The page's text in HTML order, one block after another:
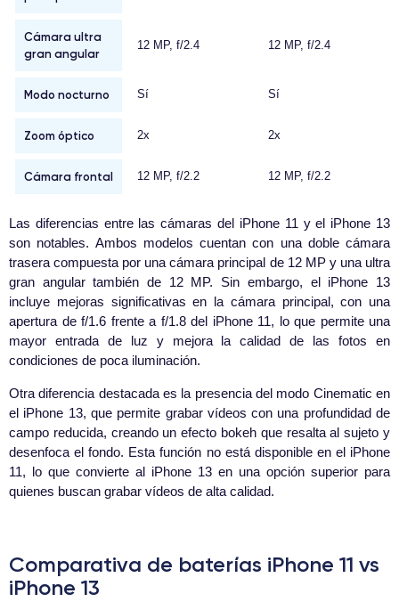
Cámara ultra
gran angular
12 MP, f/2.4 12 MP, f/2.4
Modo nocturno Sí Sí
Zoom óptico 2x 2x
Cámara frontal 12 MP, f/2.2 12 MP, f/2.2
Las diferencias entre las cámaras del iPhone 11 y el iPhone 13
son notables. Ambos modelos cuentan con una doble cámara
trasera compuesta por una cámara principal de 12 MP y una ultra
gran angular también de 12 MP. Sin embargo, el iPhone 13
incluye mejoras significativas en la cámara principal, con una
apertura de f/1.6 frente a f/1.8 del iPhone 11, lo que permite una
mayor entrada de luz y mejora la calidad de las fotos en
condiciones de poca iluminación.
Otra diferencia destacada es la presencia del modo Cinematic en
el iPhone 13, que permite grabar vídeos con una profundidad de
campo reducida, creando un efecto bokeh que resalta al sujeto y
desenfoca el fondo. Esta función no está disponible en el iPhone
11, lo que convierte al iPhone 13 en una opción superior para
quienes buscan grabar vídeos de alta calidad.
Comparativa de baterías iPhone 11 vs
iPhone 13